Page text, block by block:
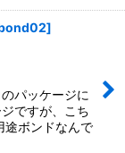
]
パッケージに
ですが、こち
途ボンドなんで